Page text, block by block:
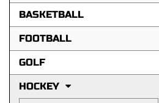
BASKETBALL
FOOTBALL
GOLF
HOCKEY